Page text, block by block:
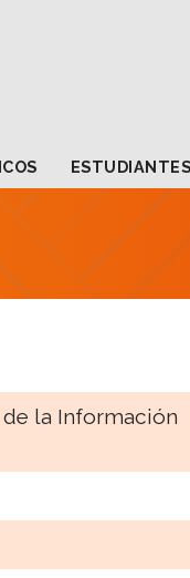
ESTUDIANTES
la Información